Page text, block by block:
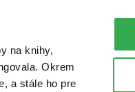
na knihy,
Okrem
a stále ho pre